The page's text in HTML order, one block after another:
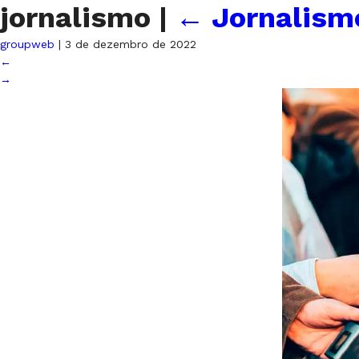
jornalismo | ←
groupweb | 3 de dezembro de 2022
←
→